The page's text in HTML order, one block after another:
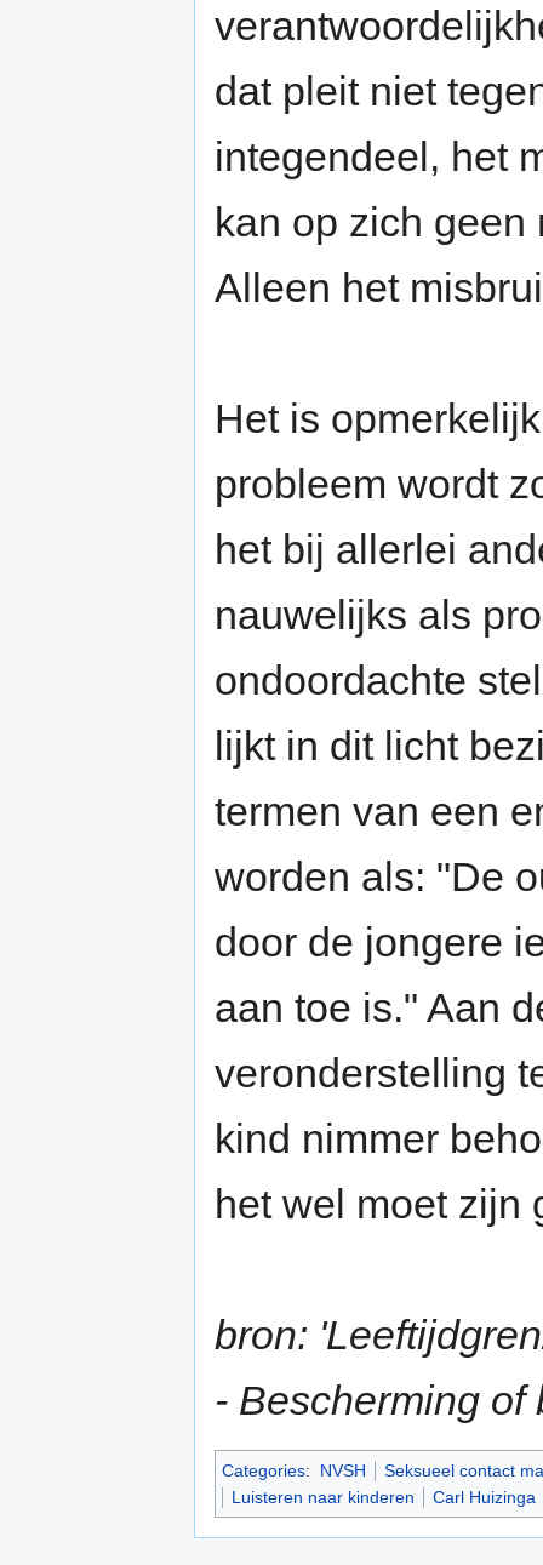
dat pleit niet
integendeel, het
kan op zich
Alleen het
Het is
probleem wordt
het bij allerlei
nauwelijks als
ondoordachte
lijkt in dit licht
termen van een
worden als: "De
door de jongere
aan toe is." Aan
veronderstelling
kind nimmer
het wel moet zijn
bron:
- Bescherming of
Categories: NVSH
Seksueel contact
Luisteren naar kinderen
Carl Huizinga